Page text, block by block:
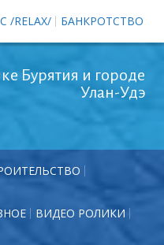
/RELAX/ БАНКРОТСТВО
Бурятия и городе
Улан-Удэ
ВИДЕО РОЛИКИ